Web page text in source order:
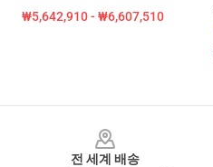
₩5,642,910 - ₩6,607,510
전 세계 배송